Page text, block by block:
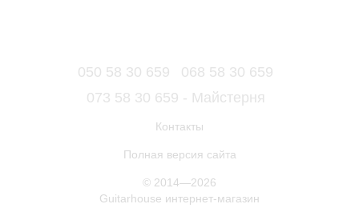
050 58 30 659
068 58 30 659
073 58 30 659 - Майстерня
Контакты
Полная версия сайта
© 2014—2026
Guitarhouse интернет-магазин